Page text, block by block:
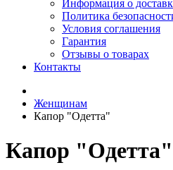
Информация о
Политика
Условия соглашения
Гарантия
Отзывы о товарах
Контакты
Женщинам
Капор "Одетта"
Капор "Одетта"